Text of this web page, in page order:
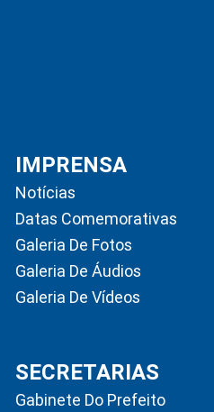
IMPRENSA
Notícias
Datas Comemorativas
Galeria De Fotos
Galeria De Áudios
Galeria De Vídeos
SECRETARIAS
Gabinete Do Prefeito